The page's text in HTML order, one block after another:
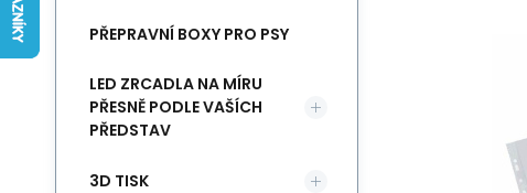
PŘEPRAVNÍ BOXY PRO PSY
LED ZRCADLA NA MÍRU
PŘESNĚ PODLE VAŠÍCH
PŘEDSTAV
3D TISK